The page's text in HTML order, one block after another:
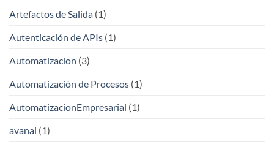
Artefactos de Salida (1)
Autenticación de APIs (1)
Automatizacion (3)
Automatización de Procesos (1)
AutomatizacionEmpresarial (1)
avanai (1)